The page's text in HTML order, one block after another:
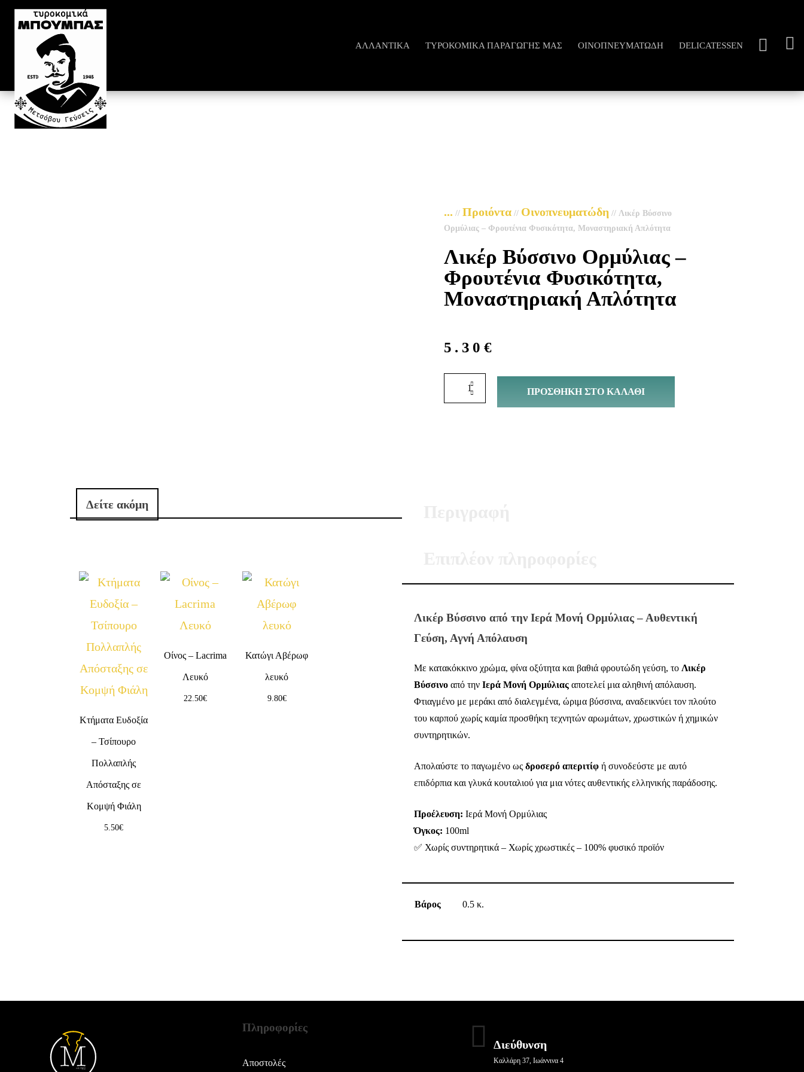
ΑΛΛΑΝΤΙΚΆ ΤΥΡΟΚΟΜΙΚΆ ΠΑΡΑΓΩΓΗΣ ΜΑΣ ΟΙΝΟΠΝΕΥΜΑΤΏΔΗ DELICATESSEN
... // Προιόντα // Οινοπνευματώδη // Λικέρ Βύσσινο
Ορμύλιας – Φρουτένια Φυσικότητα, Μοναστηριακή Απλότητα
Λικέρ Βύσσινο Ορμύλιας –
Φρουτένια Φυσικότητα,
Μοναστηριακή Απλότητα
5.30 €
ΠΡΟΣΘΉΚΗ ΣΤΟ ΚΑΛΆΘΙ
Δείτε ακόμη
Κτήματα Ευδοξία
– Τσίπουρο
Πολλαπλής
Απόσταξης σε
Κομψή Φιάλη
5.50€
Οίνος – Lacrima
Λευκό
22.50€
Κατώγι Αβέρωφ
λευκό
9.80€
Λικέρ Βύσσινο από την Ιερά Μονή Ορμύλιας – Αυθεντική
Γεύση, Αγνή Απόλαυση
Με κατακόκκινο χρώμα, φίνα οξύτητα και βαθιά φρουτώδη γεύση, το Λικέρ
Βύσσινο από την Ιερά Μονή Ορμύλιας αποτελεί μια αληθινή απόλαυση.
Φτιαγμένο με μεράκι από διαλεγμένα, ώριμα βύσσινα, αναδεικνύει τον πλούτο
του καρπού χωρίς καμία προσθήκη τεχνητών αρωμάτων, χρωστικών ή χημικών
συντηρητικών.
Απολαύστε το παγωμένο ως δροσερό απεριτίφ ή συνοδεύστε με αυτό
επιδόρπια και γλυκά κουταλιού για μια νότες αυθεντικής ελληνικής παράδοσης.
Προέλευση: Ιερά Μονή Ορμύλιας
Όγκος: 100ml
✅ Χωρίς συντηρητικά – Χωρίς χρωστικές – 100% φυσικό προϊόν
Βάρος 0.5 κ.
Πληροφορίες
Αποστολές
Διεύθυνση
Καλλάρη 37, Ιωάννινα 4